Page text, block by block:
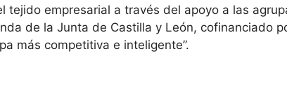
tejido empresarial a través del apoyo a las
de la Junta de Castilla y León, cofinanciado
más competitiva e inteligente”.